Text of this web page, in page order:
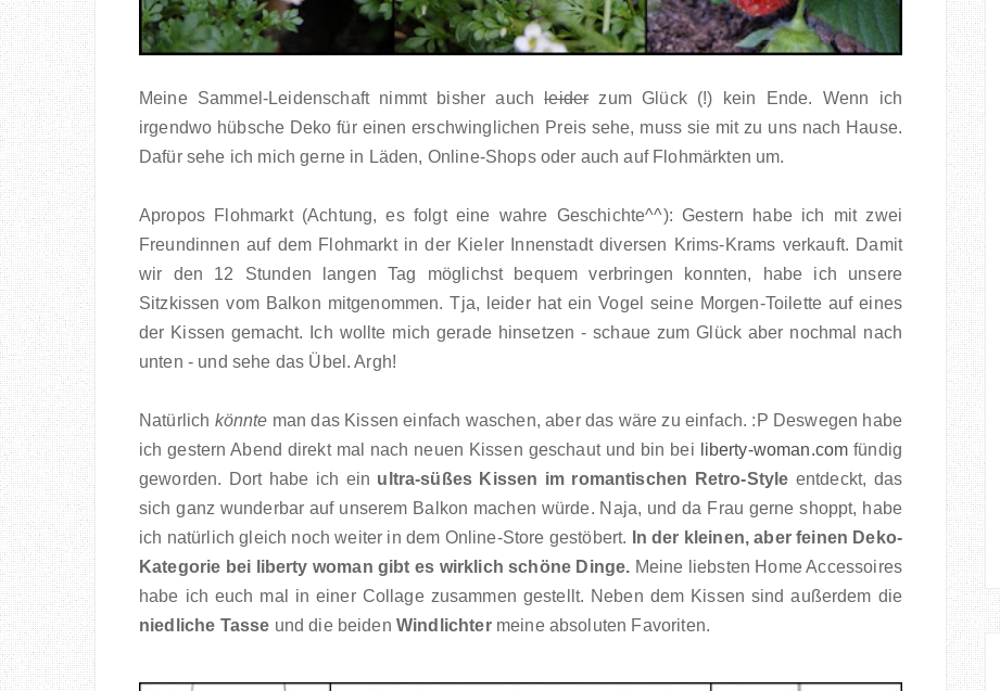
Meine Sammel-Leidenschaft nimmt bisher auchleiderzum Glück (!) kein Ende. Wenn ich
irgendwo hübsche Deko für einen erschwinglichen Preis sehe, muss sie mit zu uns nach Hause.
Dafür sehe ich mich gerne in Läden, Online-Shops oder auch auf Flohmärkten um.
Apropos Flohmarkt (Achtung, es folgt eine wahre Geschichte^^): Gestern habe ich mit zwei
Freundinnen auf dem Flohmarkt in der Kieler Innenstadt diversen Krims-Krams verkauft. Damit
wir den 12 Stunden langen Tag möglichst bequem verbringen konnten, habe ich unsere
Sitzkissen vom Balkon mitgenommen. Tja, leider hat ein Vogel seine Morgen-Toilette auf eines
der Kissen gemacht. Ich wollte mich gerade hinsetzen - schaue zum Glück aber nochmal nach
unten - und sehe das Übel. Argh!
Natürlich könnte man das Kissen einfach waschen, aber das wäre zu einfach. :P Deswegen habe
ich gestern Abend direkt mal nach neuen Kissen geschaut und bin bei
liberty-woman.com fündig
geworden. Dort habe ich ein ultra-süßes Kissen im romantischen Retro-Style entdeckt, das
sich ganz wunderbar auf unserem Balkon machen würde. Naja, und da Frau gerne shoppt, habe
ich natürlich gleich noch weiter in dem Online-Store gestöbert.
In der kleinen, aber feinen Deko-
Kategorie bei liberty woman gibt es wirklich schöne Dinge. Meine liebsten Home Accessoires
habe ich euch mal in einer Collage zusammen gestellt. Neben dem Kissen sind außerdem die
niedliche Tasse und die beiden Windlichtermeine absoluten Favoriten.